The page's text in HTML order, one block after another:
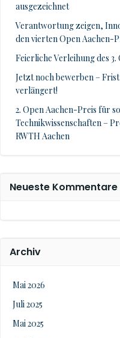
ausgezeichnet
Verantwortung zeigen,
den vierten Open Aachen-
Feierliche Verleihung des 3.
Jetzt noch bewerben –
verlängert!
2. Open Aachen-Preis für
Technikwissenschaften –
RWTH Aachen
Neueste Kommentare
Archiv
Mai 2026
Juli 2025
Mai 2025